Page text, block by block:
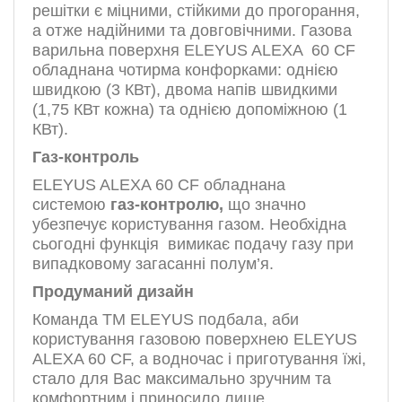
решітки є міцними, стійкими до прогорання,
а отже надійними та довговічними. Газова
варильна поверхня ELEYUS ALEXA 60 CF
обладнана чотирма конфорками: однією
швидкою (3 КВт), двома напів швидкими
(1,75 КВт кожна) та однією допоміжною (1
КВт).
Газ-контроль
ELEYUS ALEXA 60 CF обладнана
системою газ-контролю, що значно
убезпечує користування газом. Необхідна
сьогодні функція вимикає подачу газу при
випадковому загасанні полум’я.
Продуманий дизайн
Команда ТМ ELEYUS подбала, аби
користування газовою поверхнею ELEYUS
ALEXA 60 CF, а водночас і приготування їжі,
стало для Вас максимально зручним та